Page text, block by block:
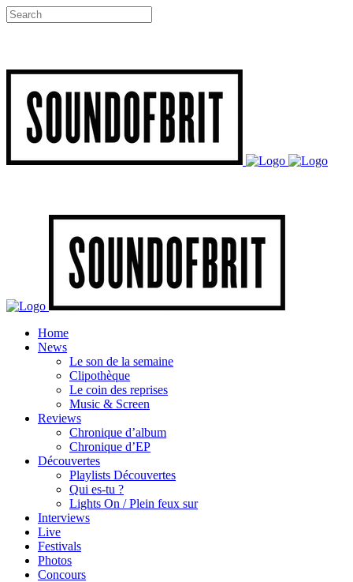
Home
News
Le son de la semaine
Clipothèque
Le coin des reprises
Music & Screen
Reviews
Chronique d’album
Chronique d’EP
Découvertes
Playlists Découvertes
Qui es-tu ?
Lights On / Plein feux sur
Interviews
Live
Festivals
Photos
Concours